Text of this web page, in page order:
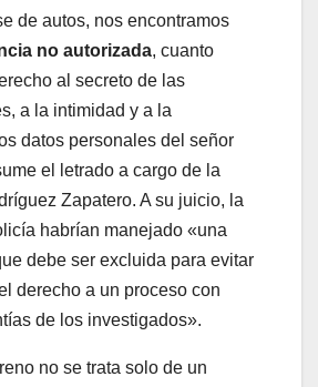
de autos, nos encontramos
no autorizada, cuanto
al secreto de las
a la intimidad y a la
datos personales del señor
el letrado a cargo de la
Zapatero. A su juicio, la
habrían manejado «una
debe ser excluida para evitar
derecho a un proceso con
de los investigados».
no se trata solo de un